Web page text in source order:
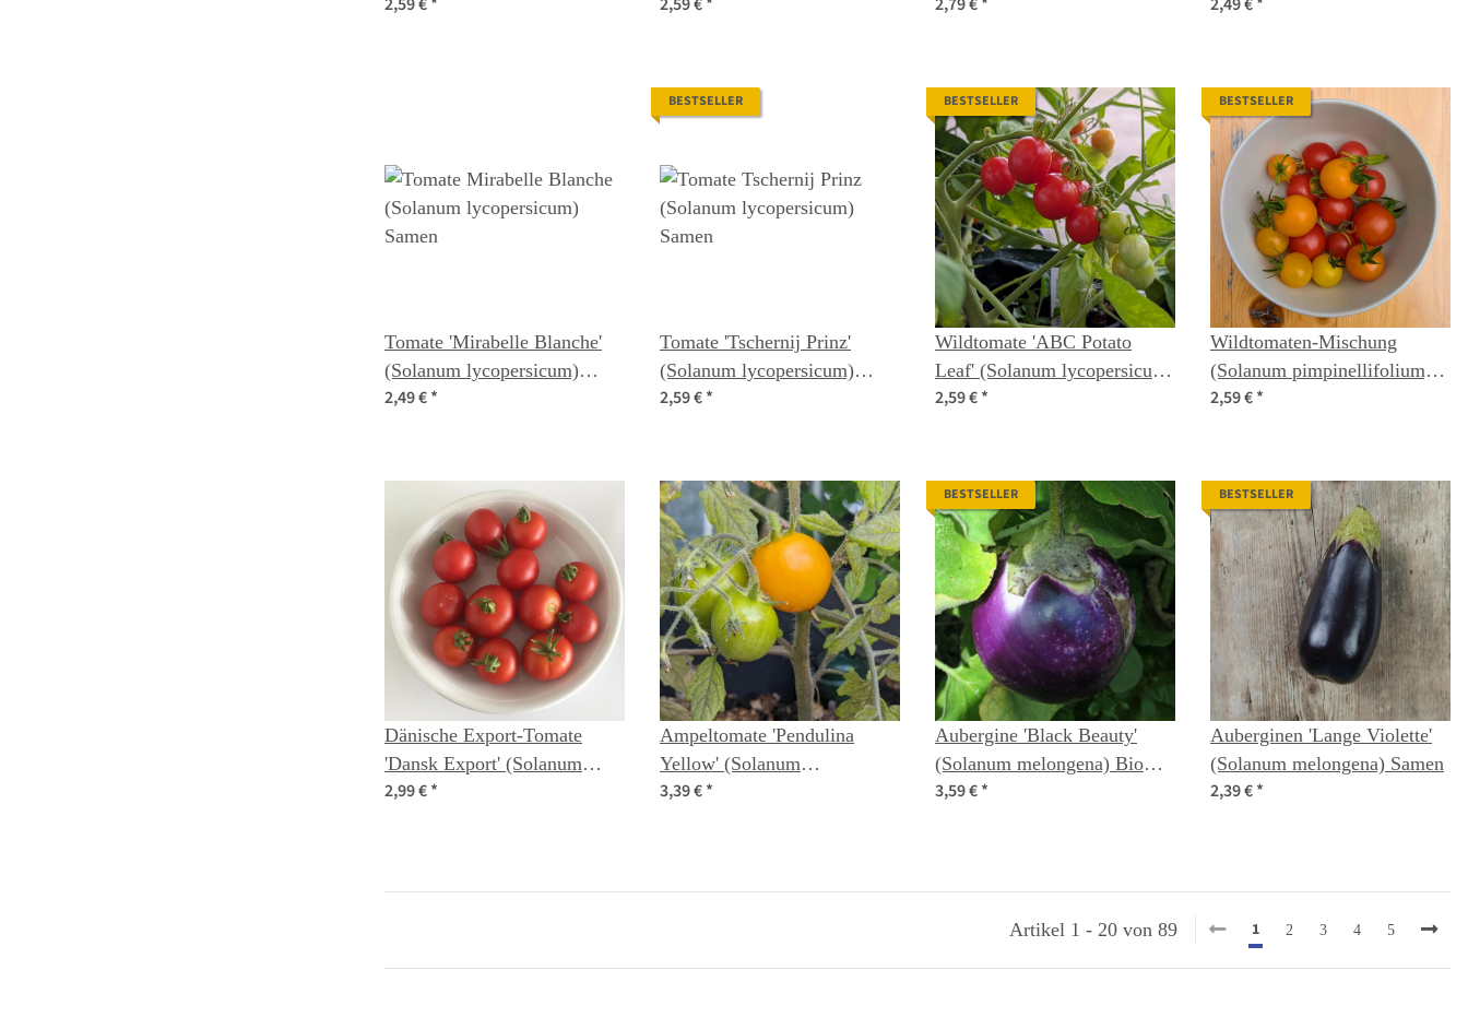
lycopersicum) Bio Saatgut
Samen
lycopersicum) Bio Samen
Tomate 'Mirabelle Blanche'
(Solanum lycopersicum)
Samen
2,49 €*
BESTSELLER
Tomate 'Tschernij Prinz'
(Solanum lycopersicum)
Samen
2,59 €*
BESTSELLER
Wildtomate 'ABC Potato
Leaf' (Solanum lycopersicum)
Samen
2,59 €*
BESTSELLER
Wildtomaten-Mischung
(Solanum pimpinellifolium)
Samen
2,59 €*
Dänische Export-Tomate
'Dansk Export' (Solanum
lycopersicum) Samen
2,99 €*
Ampeltomate 'Pendulina
Yellow' (Solanum
lycopersicum) Samen
3,39 €*
BESTSELLER
Aubergine 'Black Beauty'
(Solanum melongena) Bio
Saatgut
3,59 €*
BESTSELLER
Auberginen 'Lange Violette'
(Solanum melongena) Samen
2,39 €*
Artikel 1 - 20 von 89 1 2 3 4 5